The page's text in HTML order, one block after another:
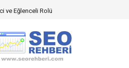
Rolü